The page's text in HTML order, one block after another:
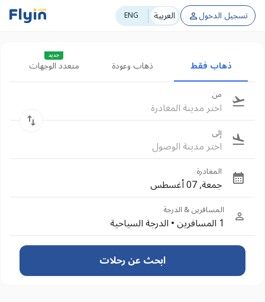
ENG العربية تسجيل الدخول
ذهاب فقط ذهاب وعودة متعدد الوجهات
جديد
من
اختر مدينة المغادرة
إلى
اختر مدينة الوصول
المغادرة
جمعة, 07 أغسطس
المسافرين & الدرجة
1 المسافرين •الدرجة السياحية
ابحث عن رحلات